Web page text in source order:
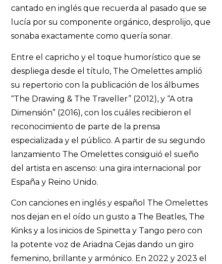
cantado en inglés que recuerda al pasado que se
lucía por su componente orgánico, desprolijo, que
sonaba exactamente como quería sonar.
Entre el capricho y el toque humorístico que se
despliega desde el título, The Omelettes amplió
su repertorio con la publicación de los álbumes
“The Drawing & The Traveller” (2012), y “A otra
Dimensión” (2016), con los cuáles recibieron el
reconocimiento de parte de la prensa
especializada y el público. A partir de su segundo
lanzamiento The Omelettes consiguió el sueño
del artista en ascenso: una gira internacional por
España y Reino Unido.
Con canciones en inglés y español The Omelettes
nos dejan en el oído un gusto a The Beatles, The
Kinks y a los inicios de Spinetta y Tango pero con
la potente voz de Ariadna Cejas dando un giro
femenino, brillante y armónico. En 2022 y 2023 el